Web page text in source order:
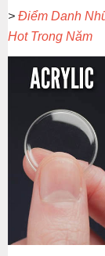
> Điểm Danh
Hot Trong Năm